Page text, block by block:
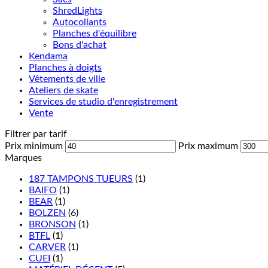
ShredLights
Autocollants
Planches d'équilibre
Bons d'achat
Kendama
Planches à doigts
Vêtements de ville
Ateliers de skate
Services de studio d'enregistrement
Vente
Filtrer par tarif
Prix minimum
Prix maximum
Marques
187 TAMPONS TUEURS (1)
BAIFO (1)
BEAR (1)
BOLZEN (6)
BRONSON (1)
BTFL (1)
CARVER (1)
CUEI (1)